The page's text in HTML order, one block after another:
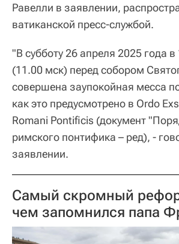
Равелли в заявлении,
ватиканской пресс-службой.
"В субботу 26 апреля 2025 года в
(11.00 мск) перед собором
совершена заупокойная месса
как это предусмотрено в Ordo
Romani Pontificis (документ
римского понтифика – ред), -
заявлении.
Самый скромный
чем запомнился папа